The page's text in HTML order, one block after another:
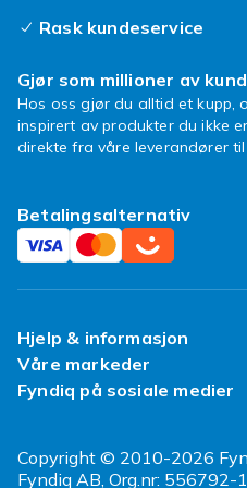
Rask kundeservice
Gjør som millioner av
Hos oss gjør du alltid et kupp,
inspirert av produkter du ikke
direkte fra våre leverandører
Betalingsalternativ
Hjelp & informasjon
Ofte stilte spørsmål
Angre & returner her
Våre markeder
Fyndiq Finland
Fyndiq på sosiale medier
Copyright © 2010-2026
Fyndiq AB, Org.nr: 556792-